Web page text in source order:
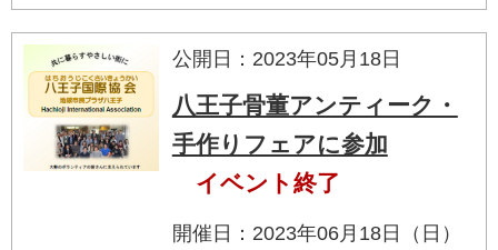
公開日：2023年05月18日
八王子骨董アンティーク・
手作りフェアに参加
イベント終了
開催日：2023年06月18日（日）